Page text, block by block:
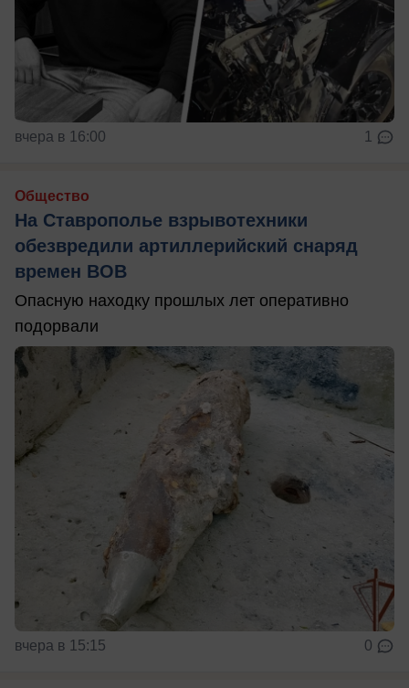
вчера в 16:00 1
Общество
На Ставрополье взрывотехники
обезвредили артиллерийский снаряд
времен ВОВ
Опасную находку прошлых лет оперативно
подорвали
вчера в 15:15 0